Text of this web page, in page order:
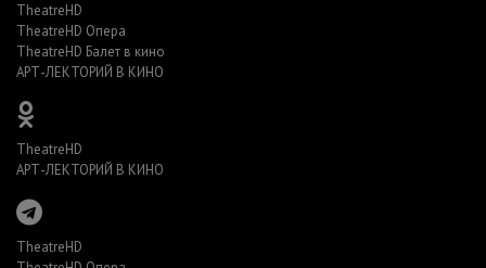
TheatreHD
TheatreHD Опера
TheatreHD Балет в кино
АРТ-ЛЕКТОРИЙ В КИНО
TheatreHD
АРТ-ЛЕКТОРИЙ В КИНО
TheatreHD